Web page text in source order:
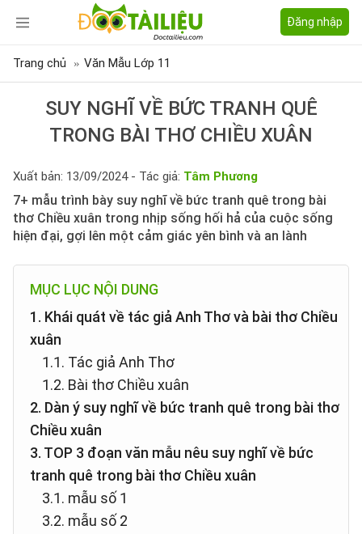
Đăng nhập
Trang chủ Văn Mẫu Lớp 11
SUY NGHĨ VỀ BỨC TRANH QUÊ
TRONG BÀI THƠ CHIỀU XUÂN
Xuất bản: 13/09/2024 - Tác giả: Tâm Phương
7+ mẫu trình bày suy nghĩ về bức tranh quê trong bài
thơ Chiều xuân trong nhịp sống hối hả của cuộc sống
hiện đại, gợi lên một cảm giác yên bình và an lành
MỤC LỤC NỘI DUNG
1. Khái quát về tác giả Anh Thơ và bài thơ Chiều
xuân
1.1. Tác giả Anh Thơ
1.2. Bài thơ Chiều xuân
2. Dàn ý suy nghĩ về bức tranh quê trong bài thơ
Chiều xuân
3. TOP 3 đoạn văn mẫu nêu suy nghĩ về bức
tranh quê trong bài thơ Chiều xuân
3.1. mẫu số 1
3.2. mẫu số 2